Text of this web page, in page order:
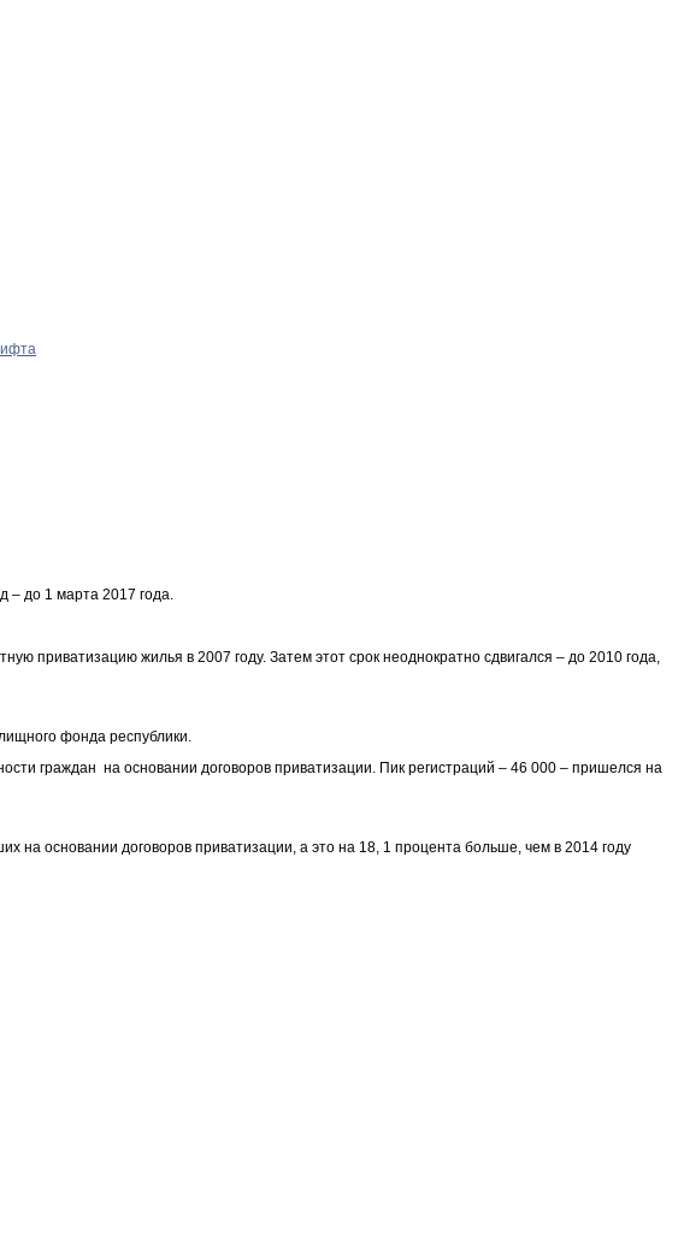
– до 1 марта 2017 года.
приватизацию жилья в 2007 году. Затем этот срок неоднократно сдвигался – до 2010 года,
фонда республики.
граждан на основании договоров приватизации. Пик регистраций – 46 000 – пришелся на
на основании договоров приватизации, а это на 18, 1 процента больше, чем в 2014 году